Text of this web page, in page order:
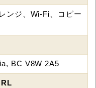
ンジ、Wi-Fi、コピー
BC V8W 2A5